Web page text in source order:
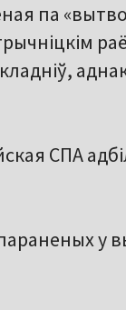
па
СПА
у